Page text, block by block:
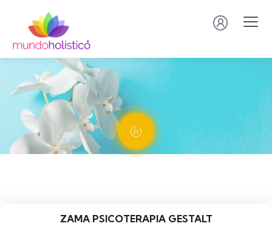
ZAMA PSICOTERAPIA GESTALT